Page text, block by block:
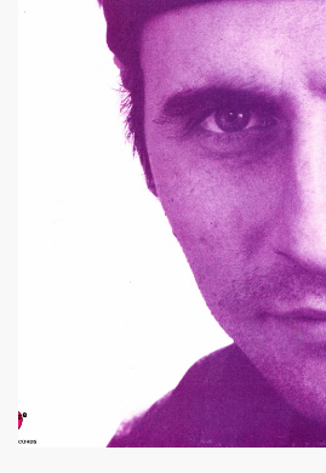
Du 16 au 22 novembre 2019
de MARIE FRANCE (realise
VICTOR dans "Tribu
de MARIE FRANCE
dans "ROCKFOLKsvp"
de MARIE FRANCE
textes de PATRICK LOISEAU,
album "Tendre assassine"
15 septembre 2019 a Paris pour